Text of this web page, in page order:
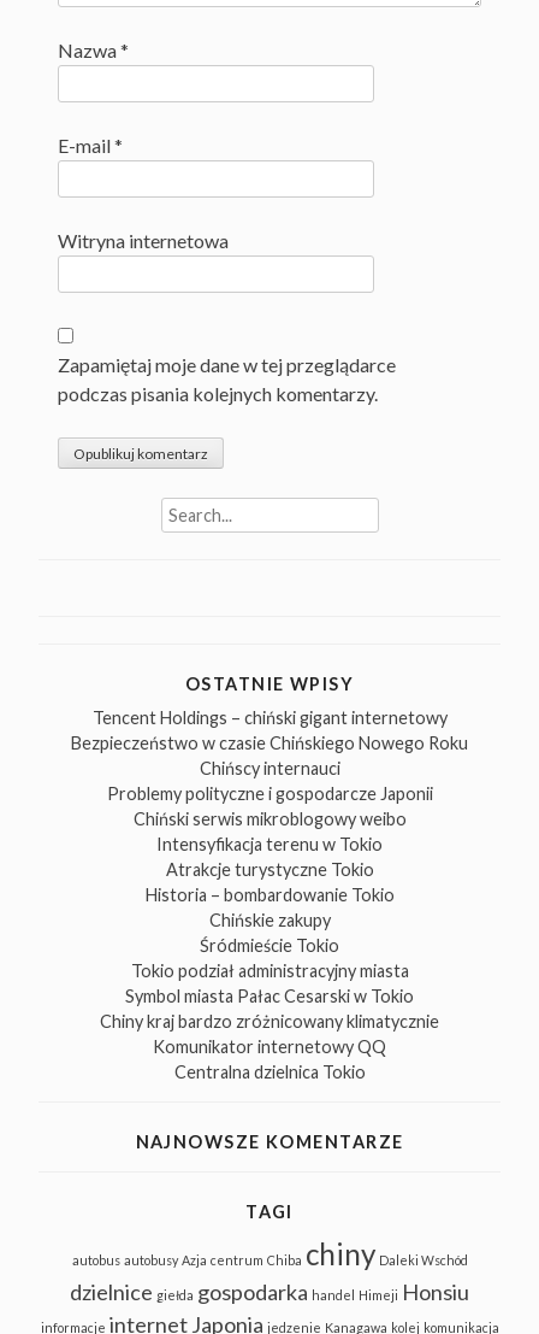
Nazwa*
E-mail*
Witryna internetowa
Zapamiętaj moje dane w tej przeglądarce
podczas pisania kolejnych komentarzy.
Search
for:
OSTATNIE WPISY
Tencent Holdings – chiński gigant internetowy
Bezpieczeństwo w czasie Chińskiego Nowego Roku
Chińscy internauci
Problemy polityczne i gospodarcze Japonii
Chiński serwis mikroblogowy weibo
Intensyfikacja terenu w Tokio
Atrakcje turystyczne Tokio
Historia – bombardowanie Tokio
Chińskie zakupy
Śródmieście Tokio
Tokio podział administracyjny miasta
Symbol miasta Pałac Cesarski w Tokio
Chiny kraj bardzo zróżnicowany klimatycznie
Komunikator internetowy QQ
Centralna dzielnica Tokio
NAJNOWSZE KOMENTARZE
TAGI
autobus autobusy Azja centrum Chiba chiny Daleki Wschód
dzielnice giełda gospodarka handel Himeji Honsiu
informacje internet Japonia jedzenie Kanagawa kolej komunikacja